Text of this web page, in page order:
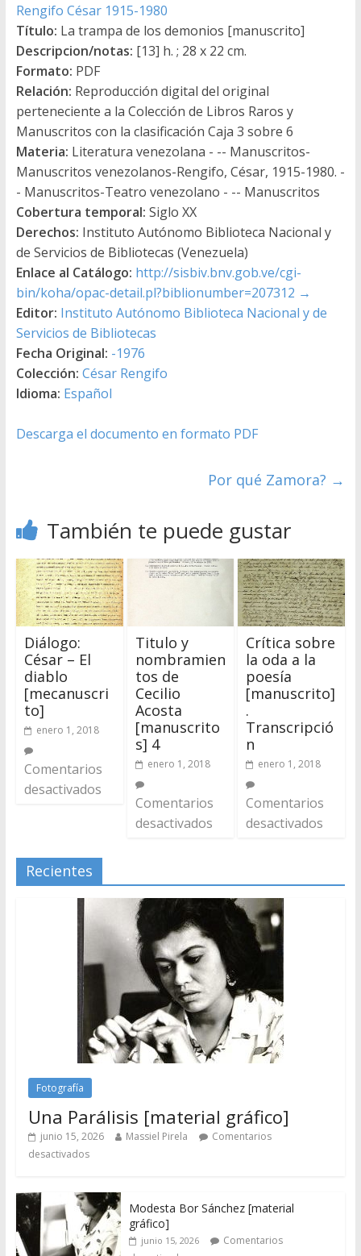
Rengifo César 1915-1980
Título: La trampa de los demonios [manuscrito]
Descripcion/notas: [13] h. ; 28 x 22 cm.
Formato: PDF
Relación: Reproducción digital del original
perteneciente a la Colección de Libros Raros y
Manuscritos con la clasificación Caja 3 sobre 6
Materia: Literatura venezolana - -- Manuscritos-
Manuscritos venezolanos-Rengifo, César, 1915-1980. -
- Manuscritos-Teatro venezolano - -- Manuscritos
Cobertura temporal: Siglo XX
Derechos: Instituto Autónomo Biblioteca Nacional y
de Servicios de Bibliotecas (Venezuela)
Enlace al Catálogo: http://sisbiv.bnv.gob.ve/cgi-
bin/koha/opac-detail.pl?biblionumber=207312 →
Editor: Instituto Autónomo Biblioteca Nacional y de
Servicios de Bibliotecas
Fecha Original: -1976
Colección: César Rengifo
Idioma: Español
Descarga el documento en formato PDF
Por qué Zamora? →
También te puede gustar
Diálogo:
César – El
diablo
[mecanuscri
to]
enero 1, 2018
Comentarios
desactivados
Titulo y
nombramien
tos de
Cecilio
Acosta
[manuscrito
s] 4
enero 1, 2018
Comentarios
desactivados
Crítica sobre
la oda a la
poesía
[manuscrito]
.
Transcripció
n
enero 1, 2018
Comentarios
desactivados
Recientes
Fotografía
Una Parálisis [material gráfico]
junio 15, 2026 Massiel Pirela
Comentarios
desactivados
Modesta Bor Sánchez [material
gráfico]
junio 15, 2026
Comentarios